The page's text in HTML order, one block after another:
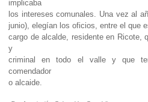
implicaba
los intereses comunales. Una vez al
junio), elegían los oficios, entre el que
cargo de alcalde, residente en Ricote,
y
criminal en todo el valle y que
comendador
o alcaide.